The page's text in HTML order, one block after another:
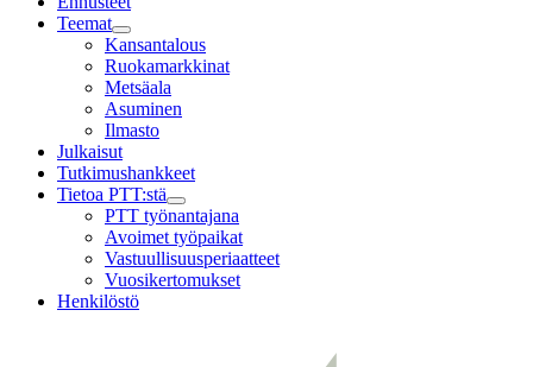
Teemat
Child
menu
Kansantalous
Ruokamarkkinat
Metsäala
Asuminen
Ilmasto
Julkaisut
Tutkimushankkeet
Tietoa PTT:stä
Child
menu
PTT työnantajana
Avoimet työpaikat
Vastuullisuusperiaatteet
Vuosikertomukset
Henkilöstö